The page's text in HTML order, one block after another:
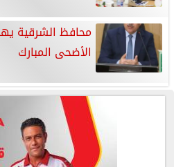
محافظ الشرقية
الأضحى المبارك